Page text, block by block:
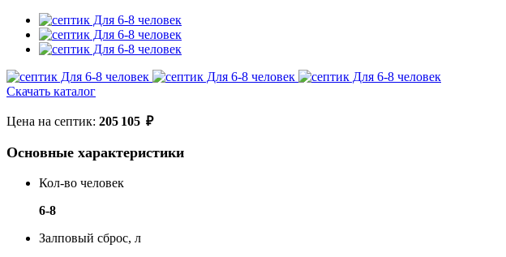
Скачать каталог
Цена на септик: 205 105 ₽
Основные характеристики
Кол-во человек
6-8
Залповый сброс, л